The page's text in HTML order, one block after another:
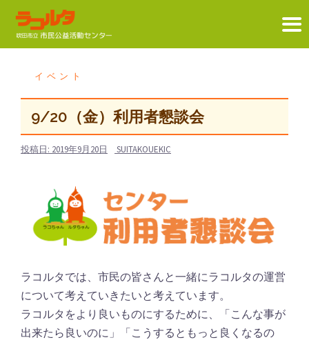
イベント
9/20（金）利用者懇談会
投稿日: 2019年9月20日 SUITAKOUEKIC
ラコルタでは、市民の皆さんと一緒にラコルタの運営
について考えていきたいと考えています。
ラコルタをより良いものにするために、「こんな事が
出来たら良いのに」「こうするともっと良くなるの